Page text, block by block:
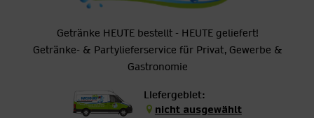
Getränke HEUTE bestellt - HEUTE geliefert!
Getränke- & Partylieferservice für Privat, Gewerbe &
Gastronomie
Liefergebiet:
nicht ausgewählt